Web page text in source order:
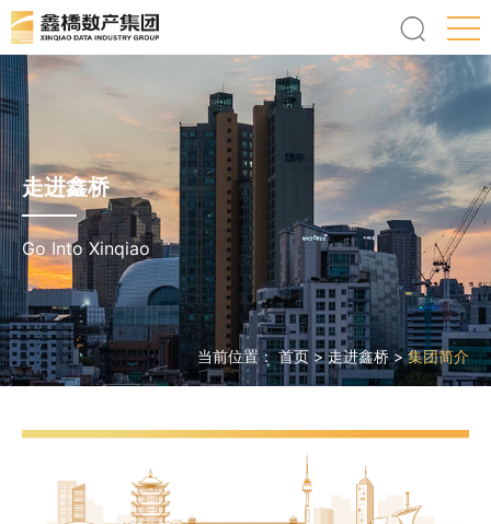
走进鑫桥
Go Into Xinqiao
当前位置：首页 >走进鑫桥 >集团简介